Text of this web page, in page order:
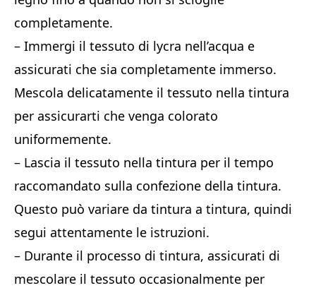
completamente.
– Immergi il tessuto di lycra nell’acqua e
assicurati che sia completamente immerso.
Mescola delicatamente il tessuto nella tintura
per assicurarti che venga colorato
uniformemente.
– Lascia il tessuto nella tintura per il tempo
raccomandato sulla confezione della tintura.
Questo può variare da tintura a tintura, quindi
segui attentamente le istruzioni.
– Durante il processo di tintura, assicurati di
mescolare il tessuto occasionalmente per